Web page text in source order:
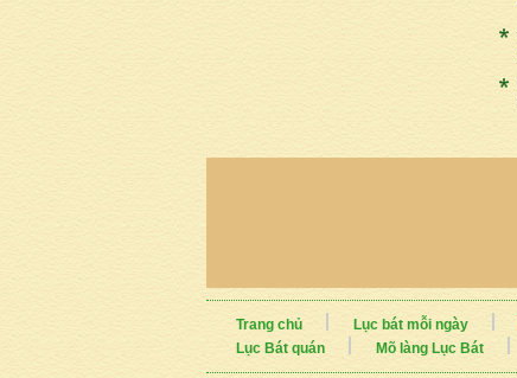
Trang chủ Lục bát mỗi ngày
Lục Bát quán
Mõ làng Lục Bát